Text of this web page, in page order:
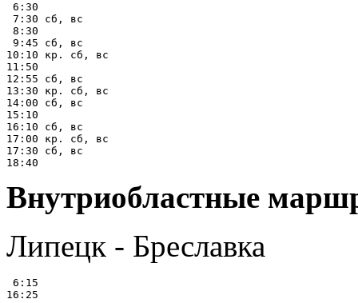
6:30
7:30 сб, вс
8:30
9:45 сб, вс
10:10 кр. сб, вс
11:50
12:55 сб, вс
13:30 кр. сб, вс
14:00 сб, вс
15:10
16:10 сб, вс
17:00 кр. сб, вс
17:30 сб, вс
Внутриобластные
Липецк - Бреславка
6:15